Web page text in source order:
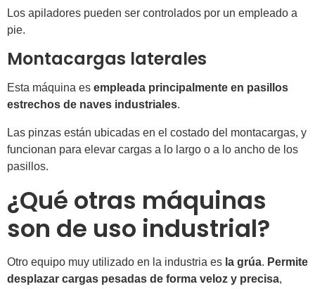
Los apiladores pueden ser controlados por un empleado a
pie.
Montacargas laterales
Esta máquina es empleada principalmente en pasillos
estrechos de naves industriales.
Las pinzas están ubicadas en el costado del montacargas, y
funcionan para elevar cargas a lo largo o a lo ancho de los
pasillos.
¿Qué otras máquinas
son de uso industrial?
Otro equipo muy utilizado en la industria es la grúa. Permite
desplazar cargas pesadas de forma veloz y precisa,